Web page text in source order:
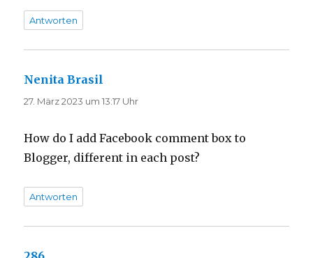
Antworten
Nenita Brasil
27. März 2023 um 13:17 Uhr
How do I add Facebook comment box to
Blogger, different in each post?
Antworten